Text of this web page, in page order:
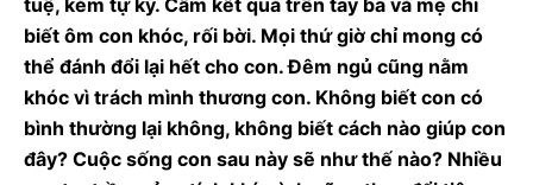
biết ôm con khóc, rối bời. Mọi thứ giờ chỉ mong có
thể đánh đổi lại hết cho con. Đêm ngủ cũng nằm
khóc vì trách mình thương con. Không biết con có
bình thường lại không, không biết cách nào giúp con
đây? Cuộc sống con sau này sẽ như thế nào? Nhiều